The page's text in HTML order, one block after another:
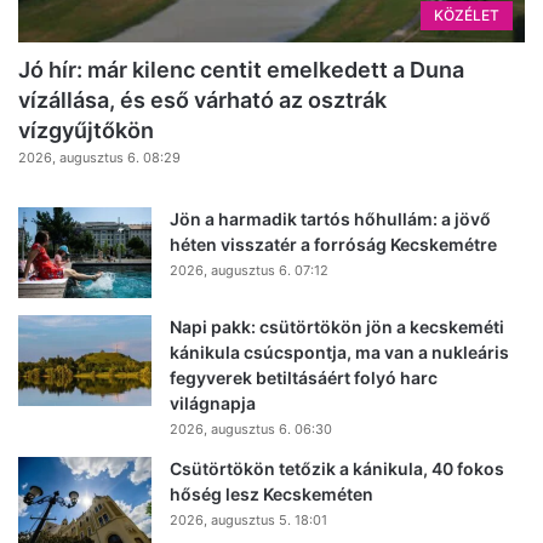
KÖZÉLET
Jó hír: már kilenc centit emelkedett a Duna
vízállása, és eső várható az osztrák
vízgyűjtőkön
2026, augusztus 6. 08:29
Jön a harmadik tartós hőhullám: a jövő
héten visszatér a forróság Kecskemétre
2026, augusztus 6. 07:12
Napi pakk: csütörtökön jön a kecskeméti
kánikula csúcspontja, ma van a nukleáris
fegyverek betiltásáért folyó harc
világnapja
2026, augusztus 6. 06:30
Csütörtökön tetőzik a kánikula, 40 fokos
hőség lesz Kecskeméten
2026, augusztus 5. 18:01